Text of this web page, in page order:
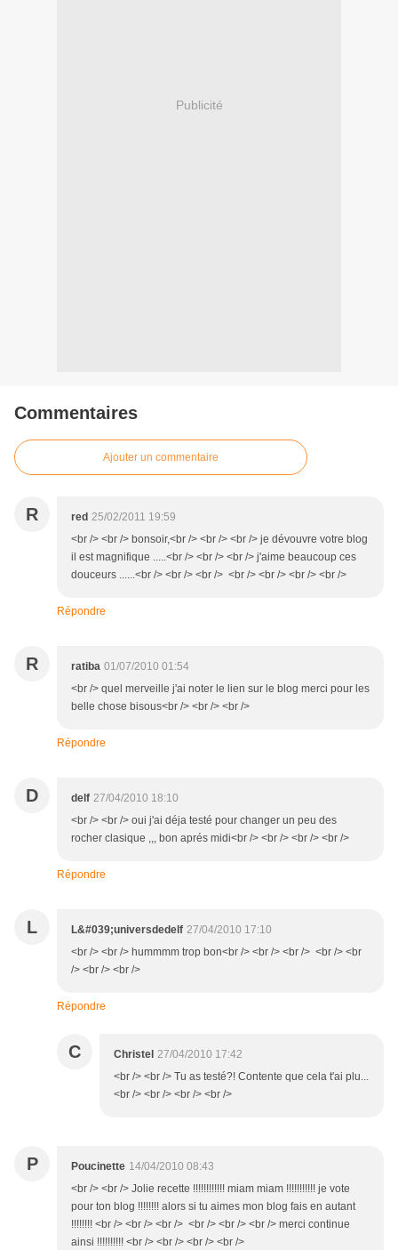
Publicité
Commentaires
Ajouter un commentaire
R red 25/02/2011 19:59
<br /> <br /> bonsoir,<br /> <br /> <br /> je dévouvre votre blog
il est magnifique .....<br /> <br /> <br /> j'aime beaucoup ces
douceurs ......<br /> <br /> <br /> <br /> <br /> <br /> <br />
Répondre
R ratiba 01/07/2010 01:54
<br /> quel merveille j'ai noter le lien sur le blog merci pour les
belle chose bisous<br /> <br /> <br />
Répondre
D delf 27/04/2010 18:10
<br /> <br /> oui j'ai déja testé pour changer un peu des
rocher clasique ,,, bon aprés midi<br /> <br /> <br /> <br />
Répondre
L L&#039;universdedelf 27/04/2010 17:10
<br /> <br /> hummmm trop bon<br /> <br /> <br /> <br /> <br
/> <br /> <br />
Répondre
C Christel 27/04/2010 17:42
<br /> <br /> Tu as testé?! Contente que cela t'ai plu...
<br /> <br /> <br /> <br />
P Poucinette 14/04/2010 08:43
<br /> <br /> Jolie recette !!!!!!!!!!!! miam miam !!!!!!!!!!! je vote
pour ton blog !!!!!!!! alors si tu aimes mon blog fais en autant
!!!!!!!! <br /> <br /> <br /> <br /> <br /> <br /> merci continue
ainsi !!!!!!!!!! <br /> <br /> <br /> <br />